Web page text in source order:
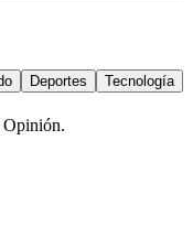
Deportes
Tecnología
Opinión.